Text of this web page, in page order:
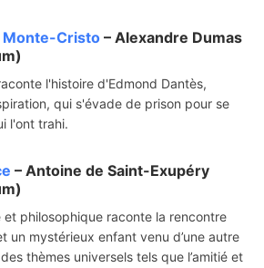
Monte-Cristo– Alexandre Dumas
l'histoire d'Edmond Dantès,
qui s'évade de prison pour se
l'ont trahi.
– Antoine de Saint-Exupéry
philosophique raconte la rencontre
un mystérieux enfant venu d’une autre
thèmes universels tels que l’amitié et